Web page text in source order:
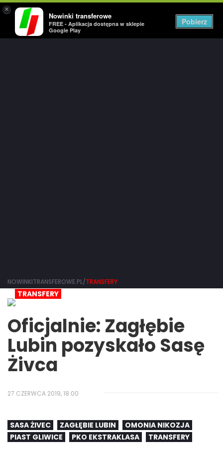
×
Nowinki transferowe
FREE - Aplikacja dostępna w sklepie
Google Play
Pobierz
NOWINKITRANSFEROWE.PL/TRANSFERY
TRANSFERY
Oficjalnie: Zagłębie
Lubin pozyskało Sasę
Żivca
27 CZERWCA 2019, 18:00
SASA ŻIVEC ZAGŁĘBIE LUBIN
OMONIA NIKOZJA
PIAST GLIWICE
PKO EKSTRAKLASA TRANSFERY